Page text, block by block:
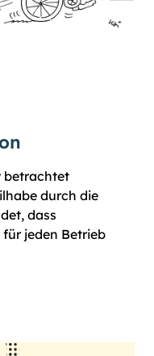
betrachtet
durch die
dass
jeden Betrieb